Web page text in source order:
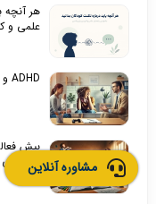
هر آنچه
علمی و
ADHD و مهارت‌های رهبری در کودکان
بیش‌
بزرگسالیمشاوره آنلاین